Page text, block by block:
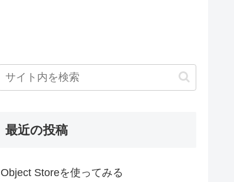
最近の投稿
Object Storeを使ってみる